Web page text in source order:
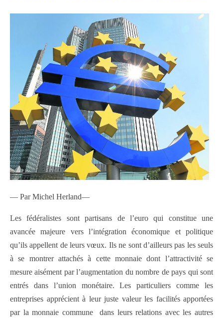
— Par Michel Herland—
Les fédéralistes sont partisans de l’euro qui constitue une
avancée majeure vers l’intégration économique et politique
qu’ils appellent de leurs vœux. Ils ne sont d’ailleurs pas les seuls
à se montrer attachés à cette monnaie dont l’attractivité se
mesure aisément par l’augmentation du nombre de pays qui sont
entrés dans l’union monétaire. Les particuliers comme les
entreprises apprécient à leur juste valeur les facilités apportées
par la monnaie commune dans leurs relations avec les autres